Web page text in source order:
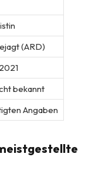
(ARD)
bekannt
Angaben